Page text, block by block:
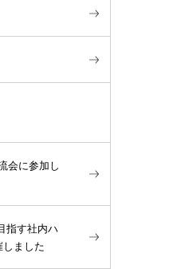
会に参加し
指す社内ハ
しました